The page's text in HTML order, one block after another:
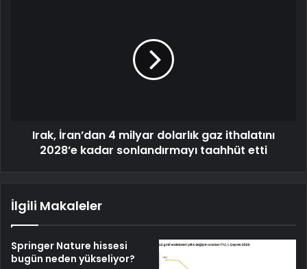
Irak, İran’dan 4 milyar dolarlık gaz ithalatını
2028’e kadar sonlandırmayı taahhüt etti
İlgili Makaleler
Springer Nature hissesi
bugün neden yükseliyor?